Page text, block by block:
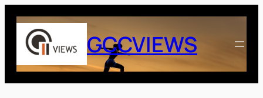
Saltar
contenido
GCCVIEWS